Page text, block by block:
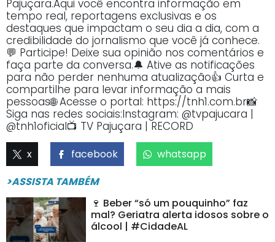
Pajuçara.Aqui você encontra informação em
tempo real, reportagens exclusivas e os
destaques que impactam o seu dia a dia, com a
credibilidade do jornalismo que você já conhece.
💬 Participe! Deixe sua opinião nos comentários e
faça parte da conversa.🔔 Ative as notificações
para não perder nenhuma atualização👍 Curta e
compartilhe para levar informação a mais
pessoas🌐 Acesse o portal: https://tnh1.com.br📸
Siga nas redes sociais:Instagram: @tvpajucara |
@tnh1oficial📺 TV Pajuçara | RECORD
x facebook
whatsapp
>ASSISTA TAMBÉM
🍷 Beber “só um pouquinho” faz
mal? Geriatra alerta idosos sobre o
álcool | #CidadeAL